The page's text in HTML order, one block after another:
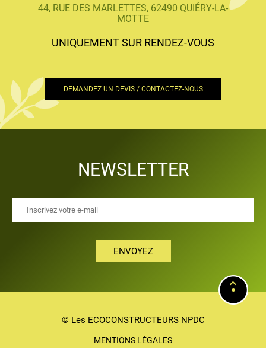
44, RUE DES MARLETTES, 62490 QUIÉRY-LA-
MOTTE
UNIQUEMENT SUR RENDEZ-VOUS
DEMANDEZ UN DEVIS / CONTACTEZ-NOUS
NEWSLETTER
ENVOYEZ
© Les ECOCONSTRUCTEURS NPDC
MENTIONS LÉGALES